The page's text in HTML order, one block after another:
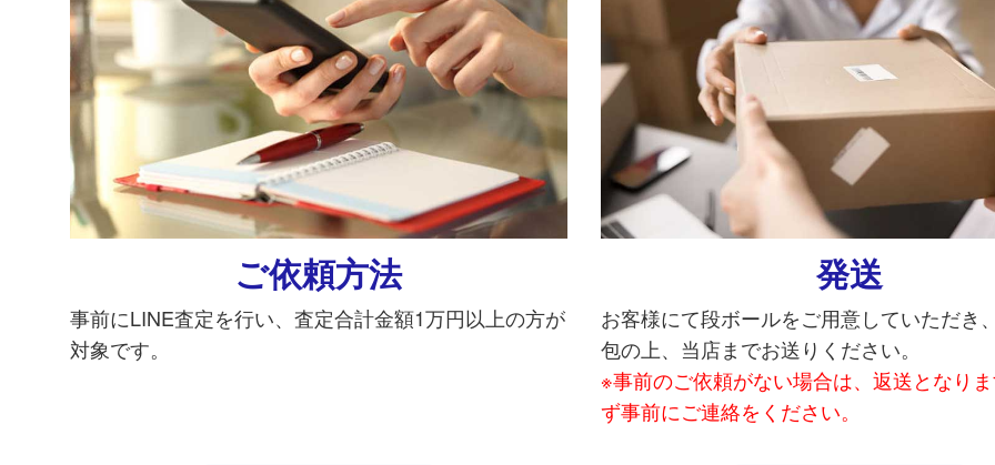
ご依頼方法
事前にLINE査定を行い、査定合計金額1万円以上の方が
対象です。
発送
お客様にて段ボールをご用意していただき
包の上、当店までお送りください。
※事前のご依頼がない場合は、返送となり
ず事前にご連絡をください。